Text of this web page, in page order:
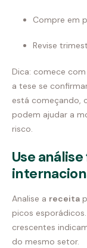
Compre em
Revise
Dica: comece
a tese se
está começando,
podem ajudar a
risco.
Use
Analise a receita
picos
crescentes
do mesmo setor.